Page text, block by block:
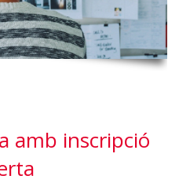
amb inscripció